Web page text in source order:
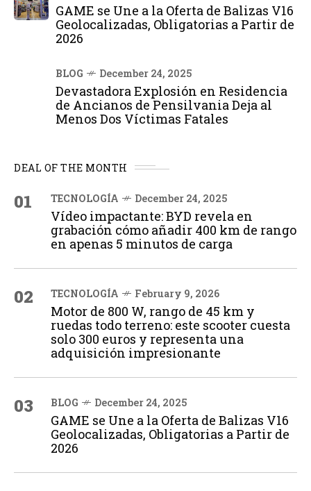
GAME se Une a la Oferta de Balizas V16
Geolocalizadas, Obligatorias a Partir de
2026
BLOG December 24, 2025
Devastadora Explosión en Residencia
de Ancianos de Pensilvania Deja al
Menos Dos Víctimas Fatales
DEAL OF THE MONTH
01 TECNOLOGÍA December 24, 2025
Vídeo impactante: BYD revela en
grabación cómo añadir 400 km de rango
en apenas 5 minutos de carga
02 TECNOLOGÍA February 9, 2026
Motor de 800 W, rango de 45 km y
ruedas todo terreno: este scooter cuesta
solo 300 euros y representa una
adquisición impresionante
03 BLOG December 24, 2025
GAME se Une a la Oferta de Balizas V16
Geolocalizadas, Obligatorias a Partir de
2026